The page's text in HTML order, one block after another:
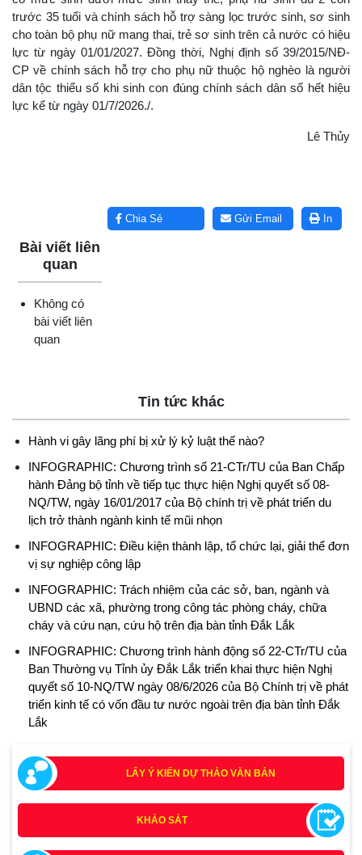
trước 35 tuổi và chính sách hỗ trợ sàng lọc trước sinh, sơ sinh
cho toàn bộ phụ nữ mang thai, trẻ sơ sinh trên cả nước có hiệu
lực từ ngày 01/01/2027. Đồng thời, Nghị định số 39/2015/NĐ-
CP về chính sách hỗ trợ cho phụ nữ thuộc hộ nghèo là người
dân tộc thiểu số khi sinh con đúng chính sách dân số hết hiệu
lực kể từ ngày 01/7/2026./.
Lê Thủy
In
Gửi Email
Chia Sẻ
Bài viết liên
quan
Không có
bài viết liên
quan
Tin tức khác
Hành vi gây lãng phí bị xử lý kỷ luật thế nào?
INFOGRAPHIC: Chương trình số 21-CTr/TU của Ban Chấp
hành Đảng bộ tỉnh về tiếp tục thực hiện Nghị quyết số 08-
NQ/TW, ngày 16/01/2017 của Bộ chính trị về phát triển du
lịch trở thành ngành kinh tế mũi nhọn
INFOGRAPHIC: Điều kiện thành lập, tổ chức lại, giải thể đơn
vị sự nghiệp công lập
INFOGRAPHIC: Trách nhiệm của các sở, ban, ngành và
UBND các xã, phường trong công tác phòng cháy, chữa
cháy và cứu nạn, cứu hộ trên địa bàn tỉnh Đắk Lắk
INFOGRAPHIC: Chương trình hành động số 22-CTr/TU của
Ban Thường vụ Tỉnh ủy Đắk Lắk triển khai thực hiện Nghị
quyết số 10-NQ/TW ngày 08/6/2026 của Bộ Chính trị về phát
triển kinh tế có vốn đầu tư nước ngoài trên địa bàn tỉnh Đắk
Lắk
LẤY Ý KIẾN DỰ THẢO VĂN BẢN
KHẢO SÁT